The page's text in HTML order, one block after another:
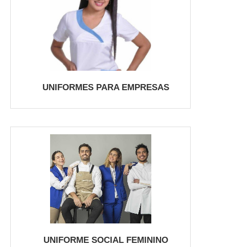
UNIFORMES PARA EMPRESAS
UNIFORME SOCIAL FEMININO